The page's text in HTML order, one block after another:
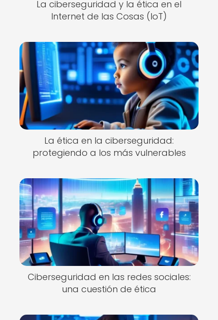
La ciberseguridad y la ética en el
Internet de las Cosas (IoT)
La ética en la ciberseguridad:
protegiendo a los más vulnerables
Ciberseguridad en las redes sociales:
una cuestión de ética